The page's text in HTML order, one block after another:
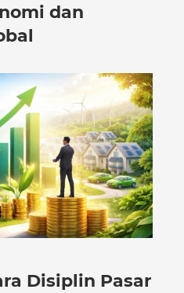
dan
Disiplin Pasar